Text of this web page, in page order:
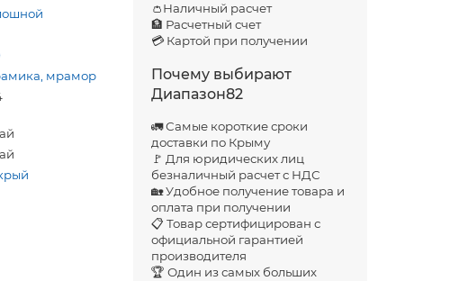
мрамор
👛Наличный расчет
🏦 Расчетный счет
💳 Картой при получении
Почему выбирают
Диапазон82
🚛 Самые короткие сроки
доставки по Крыму
🚩 Для юридических лиц
безналичный расчет с НДС
🏡 Удобное получение товара и
оплата при получении
📋 Товар сертифицирован с
официальной гарантией
производителя
🏆 Один из самых больших